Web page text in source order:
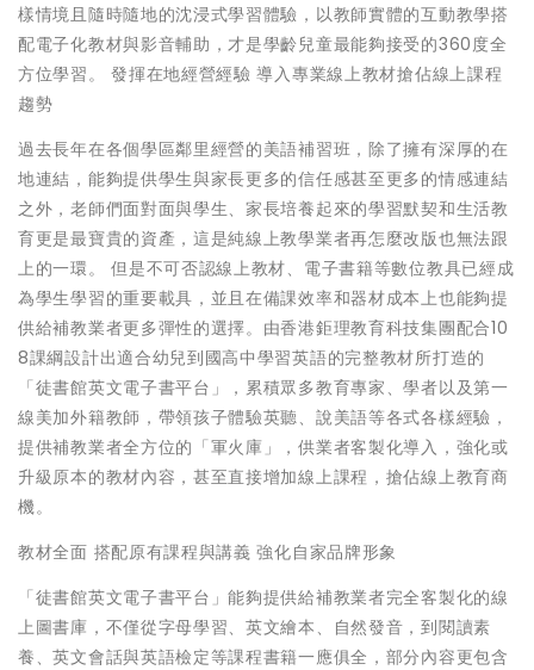
樣情境且隨時隨地的沈浸式學習體驗，以教師實體的互動教學搭
配電⼦化教材與影⾳輔助，才是學齡兒童最能夠接受的360度全
⽅位學習。 發揮在地經營經驗 導入專業線上教材搶佔線上課程
趨勢
過去長年在各個學區鄰⾥經營的美語補習班，除了擁有深厚的在
地連結，能夠提供學⽣與家長更多的信任感甚⾄更多的情感連結
之外，老師們⾯對⾯與學⽣、家長培養起來的學習默契和⽣活教
育更是最寶貴的資產，這是純線上教學業者再怎麼改版也無法跟
上的⼀環。 但是不可否認線上教材、電⼦書籍等數位教具已經成
為學⽣學習的重要載具，並且在備課效率和器材成本上也能夠提
供給補教業者更多彈性的選擇。由香港鉅理教育科技集團配合10
8課綱設計出適合幼兒到國⾼中學習英語的完整教材所打造的
「徒書館英⽂電⼦書平台」，累積眾多教育專家、學者以及第⼀
線美加外籍教師，帶領孩⼦體驗英聽、說美語等各式各樣經驗，
提供補教業者全⽅位的「軍火庫」，供業者客製化導入，強化或
升級原本的教材內容，甚⾄直接增加線上課程，搶佔線上教育商
機。
教材全⾯ 搭配原有課程與講義 強化⾃家品牌形象
「徒書館英⽂電⼦書平台」能夠提供給補教業者完全客製化的線
上圖書庫，不僅從字⺟學習、英⽂繪本、⾃然發⾳，到閱讀素
養、英⽂會話與英語檢定等課程書籍⼀應俱全，部分內容更包含